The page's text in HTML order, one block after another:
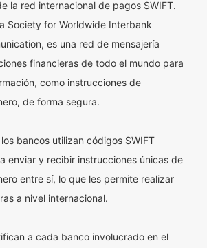
la red internacional de pagos SWIFT.
Society for Worldwide Interbank
es una red de mensajería
financieras de todo el mundo para
como instrucciones de
de forma segura.
bancos utilizan códigos SWIFT
enviar y recibir instrucciones únicas de
entre sí, lo que les permite realizar
a nivel internacional.
a cada banco involucrado en el